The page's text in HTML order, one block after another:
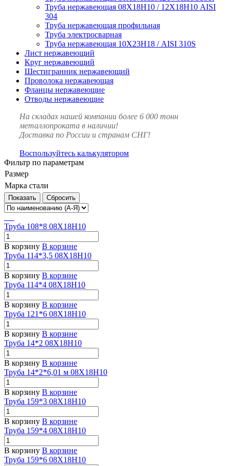
Труба нержавеющая 08Х18Н10 / 12Х18Н10 AISI
304
Труба нержавеющая профильная
Труба электросварная
Труба нержавеющая 10Х23Н18 / AISI 310S
Лист нержавеющий
Круг нержавеющий
Шестигранник нержавеющий
Проволока нержавеющая
Фланцы нержавеющие
Отводы нержавеющие
На складах нашей компании более 6 000 тонн
металлопроката в наличии!
Доставка по России и странам СНГ!
Воспользуйтесь калькулятором
Фильтр по параметрам
Размер
Марка стали
Сбросить
Труба 108*8 08Х18Н10
В корзину В корзине
Труба 114*3,5 08Х18Н10
В корзину В корзине
Труба 114*4 08Х18Н10
В корзину В корзине
Труба 121*6 08Х18Н10
В корзину В корзине
Труба 14*2 08Х18Н10
В корзину В корзине
Труба 14*2*6,01 м 08Х18Н10
В корзину В корзине
Труба 159*3 08Х18Н10
В корзину В корзине
Труба 159*4 08Х18Н10
В корзину В корзине
Труба 159*6 08Х18Н10